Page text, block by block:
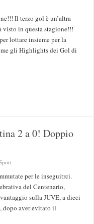
Il terzo gol è un’altra
visto in questa stagione!!!
lottare insieme per la
gli Highlights dei Gol di
2 a 0! Doppio
per le inseguitrci.
del Centenario,
sulla JUVE, a dieci
dopo aver evitato il